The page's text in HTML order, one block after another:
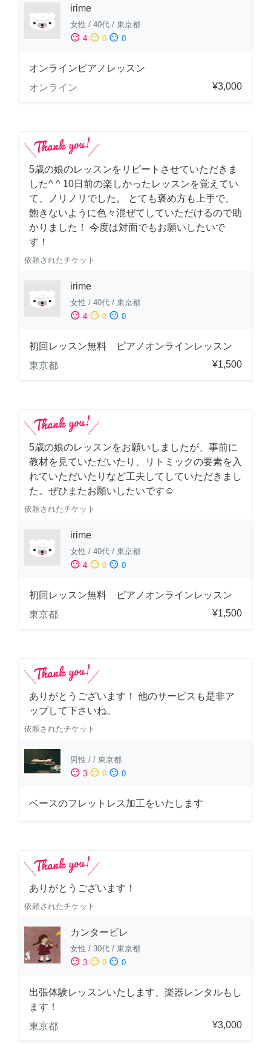
irime
女性 / 40代 / 東京都
sentiment_satisfied 4 sentiment_neutral 0 sentiment_dissatisfied 0
オンラインピアノレッスン
オンライン
¥3,000
5歳の娘のレッスンをリピートさせていただきま
した^ ^ 10日前の楽しかったレッスンを覚えてい
て、ノリノリでした。 とても褒め方も上手で、
飽きないように色々混ぜてしていただけるので助
かりました！ 今度は対面でもお願いしたいで
す！
依頼されたチケット
irime
女性 / 40代 / 東京都
sentiment_satisfied 4 sentiment_neutral 0 sentiment_dissatisfied 0
初回レッスン無料 ピアノオンラインレッスン
東京都
¥1,500
5歳の娘のレッスンをお願いしましたが、事前に
教材を見ていただいたり、リトミックの要素を入
れていただいたりなど工夫してしていただきまし
た。ぜひまたお願いしたいです☺️
依頼されたチケット
irime
女性 / 40代 / 東京都
sentiment_satisfied 4 sentiment_neutral 0 sentiment_dissatisfied 0
初回レッスン無料 ピアノオンラインレッスン
東京都
¥1,500
ありがとうございます！ 他のサービスも是非ア
ップして下さいね。
依頼されたチケット
男性 / / 東京都
sentiment_satisfied 3 sentiment_neutral 0 sentiment_dissatisfied 0
ベースのフレットレス加工をいたします
ありがとうございます！
依頼されたチケット
カンタービレ
女性 / 30代 / 東京都
sentiment_satisfied 3 sentiment_neutral 0 sentiment_dissatisfied 0
出張体験レッスンいたします、楽器レンタルもし
ます！
東京都
¥3,000